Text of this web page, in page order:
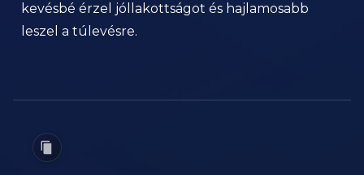
kevésbé érzel jóllakottságot és hajlamosabb
leszel a túlevésre.